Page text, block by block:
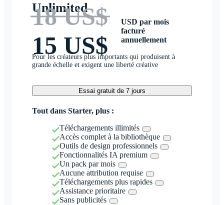
Unlimited
18 US$
15 US$
USD par mois
facturé
annuellement
Pour les créateurs plus importants qui produisent à
grande échelle et exigent une liberté créative
Essai gratuit de 7 jours
Tout dans Starter, plus :
Téléchargements illimités
Accès complet à la bibliothèque
Outils de design professionnels
Fonctionnalités IA premium
Un pack par mois
Aucune attribution requise
Téléchargements plus rapides
Assistance prioritaire
Sans publicités